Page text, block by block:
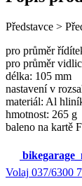
Představce >
pro průměr
pro průměr
délka: 105 mm
nastavení v
materiál: Al
hmotnost: 265 g
baleno na kartě
Volaj 037/6300